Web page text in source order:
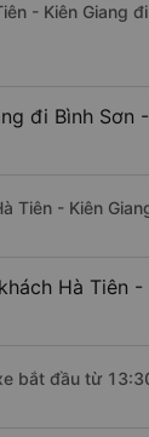
- Kiên Giang
đi Bình Sơn
Tiên - Kiên
Hà Tiên
bắt đầu từ